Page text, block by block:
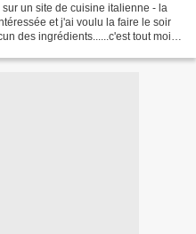
un site de cuisine italienne - la
et j'ai voulu la faire le soir
des ingrédients......c'est tout moi